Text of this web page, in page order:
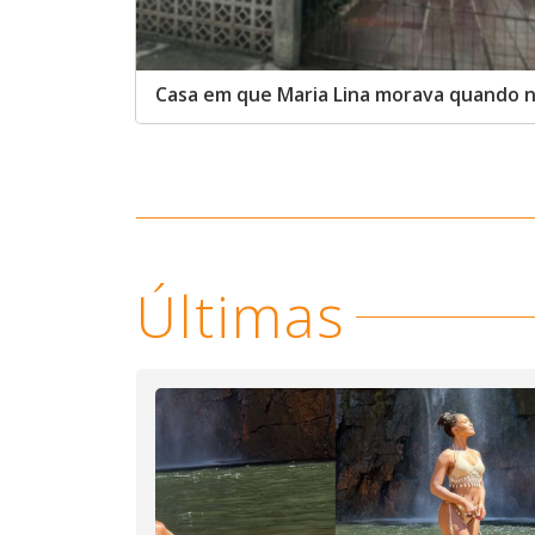
Casa em que Maria Lina morava quando
Últimas